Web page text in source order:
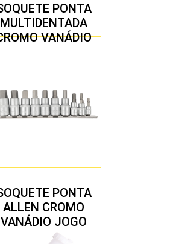
PONTA
MULTIDENTADA
VANÁDIO
PONTA
ALLEN CROMO
VANÁDIO JOGO
COM 10 PEÇAS